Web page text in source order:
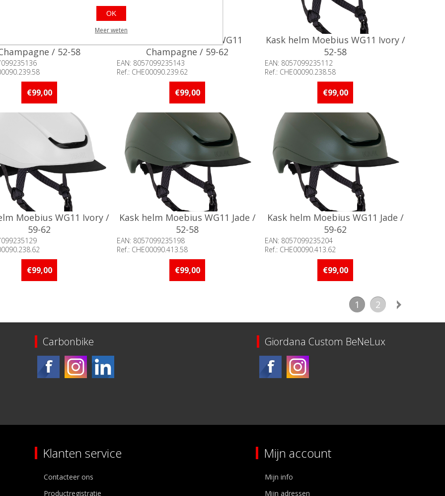
/ 52-58
5 stuks of meer op
€99,00
Kask helm Moebius WG11
Champagne / 59-62
EAN: 8057099235143
Ref.: CHE00090.239.62
Beschikbaarheid:: 5 stuks of meer op
€99,00
Kask helm Moebius WG11 Ivory /
52-58
EAN: 8057099235112
Ref.: CHE00090.238.58
Beschikbaarheid:: 5 stuks of meer op
€99,00
Moebius WG11 Ivory /
59-62
5 stuks of meer op
€99,00
Kask helm Moebius WG11 Jade /
52-58
EAN: 8057099235198
Ref.: CHE00090.413.58
Beschikbaarheid:: 5 stuks of meer op
€99,00
Kask helm Moebius WG11 Jade /
59-62
EAN: 8057099235204
Ref.: CHE00090.413.62
Beschikbaarheid:: 5 stuks of meer op
€99,00
1 2
Carbonbike Giordana Custom BeNeLux
Klanten service
Contacteer ons
Productregistratie
Mijn account
Mijn info
Mijn adressen
OK
Meer weten